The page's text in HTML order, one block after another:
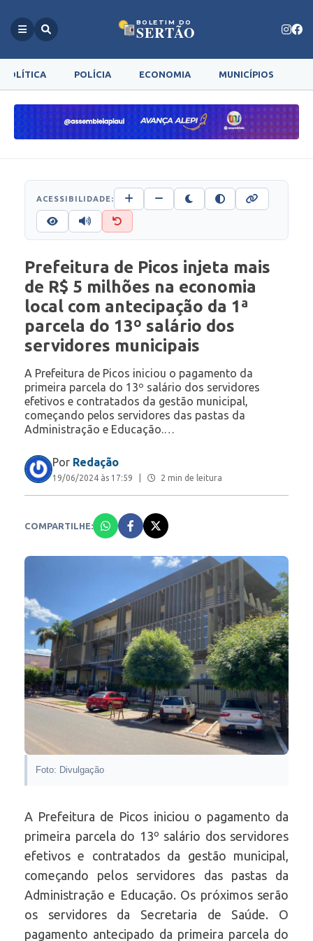
BOLETIM DO
SERTÃO
POLÍTICA POLÍCIA ECONOMIA MUNICÍPIOS
ACESSIBILIDADE:
Prefeitura de Picos injeta mais
de R$ 5 milhões na economia
local com antecipação da 1ª
parcela do 13º salário dos
servidores municipais
A Prefeitura de Picos iniciou o pagamento da
primeira parcela do 13º salário dos servidores
efetivos e contratados da gestão municipal,
começando pelos servidores das pastas da
Administração e Educação.…
Por Redação
19/06/2024 às 17:59 2 min de leitura
COMPARTILHE:
Foto: Divulgação
A Prefeitura de Picos iniciou o pagamento da
primeira parcela do 13º salário dos servidores
efetivos e contratados da gestão municipal,
começando pelos servidores das pastas da
Administração e Educação. Os próximos serão
os servidores da Secretaria de Saúde. O
pagamento antecipado da primeira parcela do